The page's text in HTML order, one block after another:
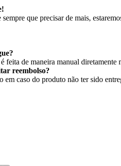
que precisar de mais,
feita de maneira manual
reembolso?
em caso do produto não ter sido